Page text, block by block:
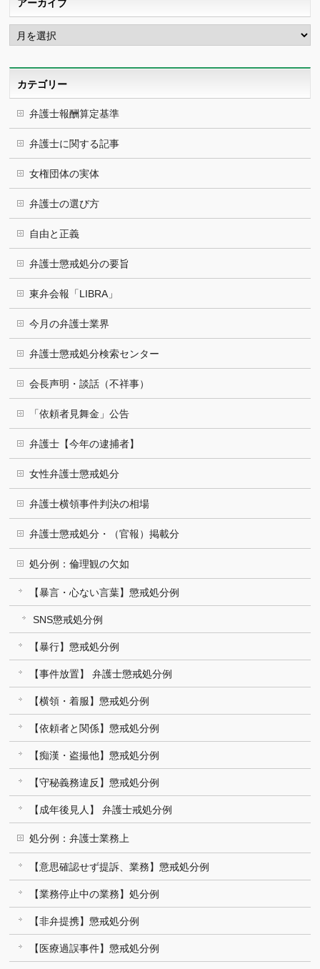
アーカイブ
ア
ー
カ
カテゴリー
弁護士報酬算定基準
弁護士に関する記事
女権団体の実体
弁護士の選び方
自由と正義
弁護士懲戒処分の要旨
東弁会報「LIBRA」
今月の弁護士業界
弁護士懲戒処分検索センター
会長声明・談話（不祥事）
「依頼者見舞金」公告
弁護士【今年の逮捕者】
女性弁護士懲戒処分
弁護士横領事件判決の相場
弁護士懲戒処分・（官報）掲載分
処分例：倫理観の欠如
【暴言・心ない言葉】懲戒処分例
SNS懲戒処分例
【暴行】懲戒処分例
【事件放置】 弁護士懲戒処分例
【横領・着服】懲戒処分例
【依頼者と関係】懲戒処分例
【痴漢・盗撮他】懲戒処分例
【守秘義務違反】懲戒処分例
【成年後見人】 弁護士戒処分例
処分例：弁護士業務上
【意思確認せず提訴、業務】懲戒処分例
【業務停止中の業務】処分例
【非弁提携】懲戒処分例
【医療過誤事件】懲戒処分例